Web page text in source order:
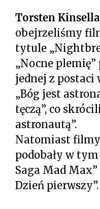
Torsten
obejrzeliśmy
tytule
„Nocne
jednej z
„Bóg jest
tęczą”, co
astronautą”.
Natomiast
podobały w
Saga Mad
Dzień pierwszy”.